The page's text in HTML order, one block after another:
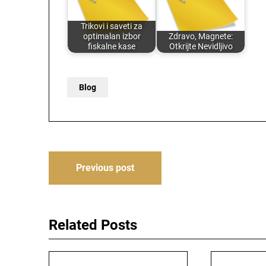
Trikovi i saveti za
optimalan izbor
fiskalne kase
Zdravo, Magnete:
Otkrijte Nevidljivo
Blog
PostPrevious post
Related Posts